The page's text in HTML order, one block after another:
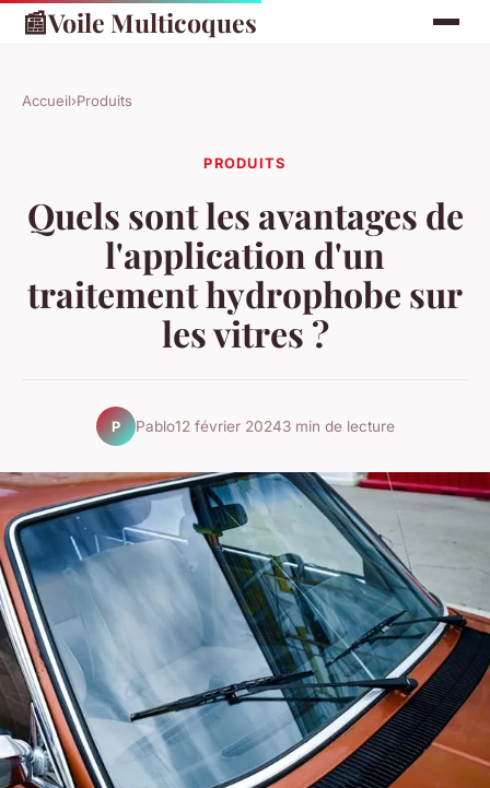
📰Voile Multicoques
Accueil›Produits
PRODUITS
Quels sont les avantages de
l'application d'un
traitement hydrophobe sur
les vitres ?
P Pablo12 février 20243 min de lecture